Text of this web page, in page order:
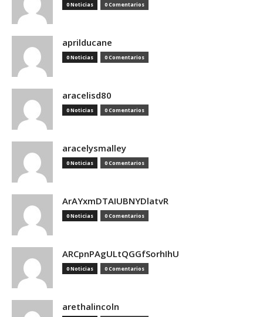
0 Noticias 0 Comentarios
aprilducane
0 Noticias 0 Comentarios
aracelisd80
0 Noticias 0 Comentarios
aracelysmalley
0 Noticias 0 Comentarios
ArAYxmDTAIUBNYDlatvR
0 Noticias 0 Comentarios
ARCpnPAgULtQGGfSorhIhU
0 Noticias 0 Comentarios
arethalincoln